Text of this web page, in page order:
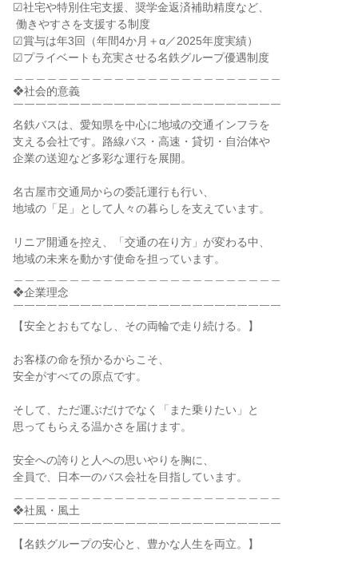
☑社宅や特別住宅支援、奨学金返済補助精度など、
☑賞与は年3回（年間4か月＋α／2025年度実績）
☑プライベートも充実させる名鉄グループ優遇制度
❖社会的意義
￣￣￣￣￣￣￣￣￣￣￣￣￣￣￣￣￣￣￣￣￣￣￣￣
名鉄バスは、愛知県を中心に地域の交通インフラを
支える会社です。路線バス・高速・貸切・自治体や
企業の送迎など多彩な運行を展開。
名古屋市交通局からの委託運行も行い、
地域の「足」として人々の暮らしを支えています。
リニア開通を控え、「交通の在り方」が変わる中、
地域の未来を動かす使命を担っています。
❖企業理念
￣￣￣￣￣￣￣￣￣￣￣￣￣￣￣￣￣￣￣￣￣￣￣￣
【安全とおもてなし、その両輪で走り続ける。】
お客様の命を預かるからこそ、
安全がすべての原点です。
そして、ただ運ぶだけでなく「また乗りたい」と
思ってもらえる温かさを届けます。
安全への誇りと人への思いやりを胸に、
全員で、日本一のバス会社を目指しています。
❖社風・風土
￣￣￣￣￣￣￣￣￣￣￣￣￣￣￣￣￣￣￣￣￣￣￣￣
【名鉄グループの安心と、豊かな人生を両立。】